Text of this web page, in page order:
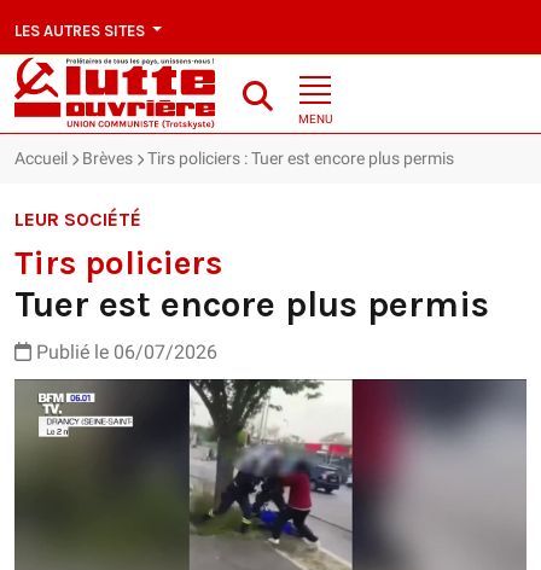
LES AUTRES SITES
MENU
Accueil Brèves Tirs policiers : Tuer est encore plus permis
LEUR SOCIÉTÉ
Tirs policiers
Tuer est encore plus permis
Publié le 06/07/2026